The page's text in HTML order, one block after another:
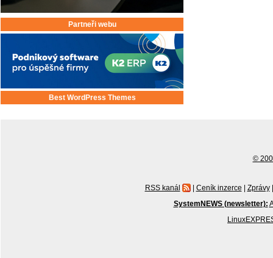
Partneři webu
Best WordPress Themes
©
RSS kanál | Ceník inzerce | Zprávy |
SystemNEWS (newsletter):